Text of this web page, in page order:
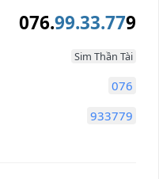
076.99.33.779
Sim Thần Tài
076
933779